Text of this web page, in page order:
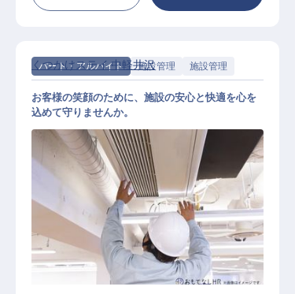
パート・アルバイト 施設管理 施設管理
設備担当者
くつかけステイ 中軽井沢
お客様の笑顔のために、施設の安心と快適を心を
込めて守りませんか。